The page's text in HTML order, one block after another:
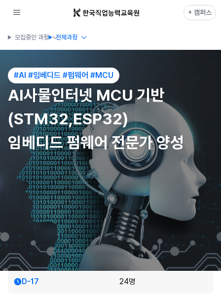
+ 캠퍼스
모집중인 과정 전체과정
#AI #임베디드 #펌웨어 #MCU
AI사물인터넷 MCU 기반
(STM32,ESP32)
임베디드 펌웨어 전문가 양성
안산캠퍼스
숙소지원! AI·IoT MCU 임베디드 펌웨어 전문가 양성
(STM32·ESP32 실무)
개강일
D-17 24명